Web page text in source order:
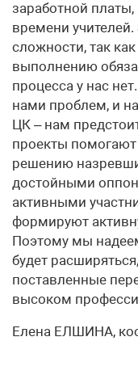
заработной платы,
времени
сложности, так
выполнению
процесса у нас
нами проблем, и
ЦК – нам
проекты помогают
решению
достойными
активными
формируют
Поэтому мы
будет
поставленные
высоком
Елена ЕЛШИНА,